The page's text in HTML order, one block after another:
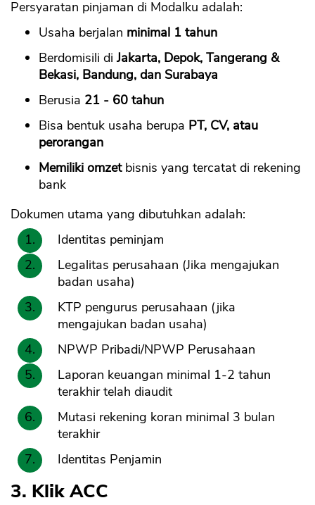
Persyaratan pinjaman di Modalku adalah:
Usaha berjalan minimal 1 tahun
Berdomisili diJakarta, Depok, Tangerang &
Bekasi, Bandung, dan Surabaya
Berusia 21 - 60 tahun
Bisa bentuk usaha berupa PT, CV, atau
perorangan
Memiliki omzetbisnis yang tercatat di rekening
bank
Dokumen utama yang dibutuhkan adalah:
Identitas peminjam
Legalitas perusahaan (Jika mengajukan
badan usaha)
KTP pengurus perusahaan (jika
mengajukan badan usaha)
NPWP Pribadi/NPWP Perusahaan
Laporan keuangan minimal 1-2 tahun
terakhir telah diaudit
Mutasi rekening koran minimal 3 bulan
terakhir
Identitas Penjamin
3. Klik ACC